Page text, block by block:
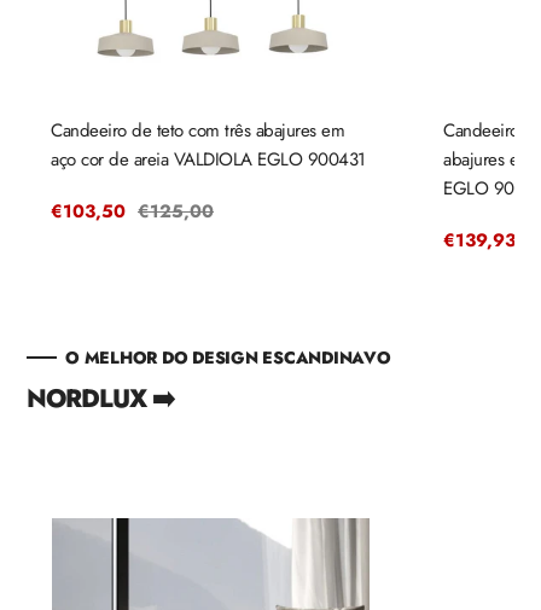
Candeeiro de teto com três abajures em
aço cor de areia VALDIOLA EGLO 900431
Preço
€103,50 Preço
€125,00
Candeeiro
abajures em
EGLO
Preço
€139,93
O MELHOR DO DESIGN ESCANDINAVO
NORDLUX ➡️